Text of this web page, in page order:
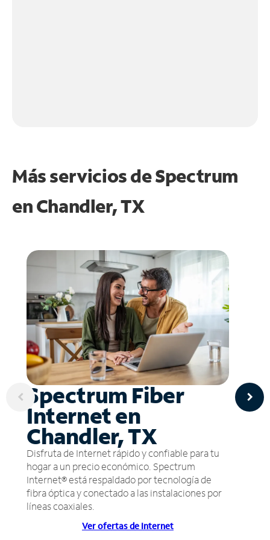
Más servicios de Spectrum
enChandler, TX
Spectrum Fiber
Internet en
Chandler, TX
Disfruta de Internet rápido y confiable para tu
hogar a un precio económico. Spectrum
Internet® está respaldado por tecnología de
fibra óptica y conectado a las instalaciones por
líneas coaxiales.
Ver ofertas de Internet